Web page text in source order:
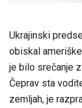
Ukrajinski
obiskal
je bilo srečanje
Čeprav sta
zemljah, je